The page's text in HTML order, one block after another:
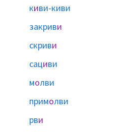
киви-киви
закриви
скриви
сациви
молви
примолви
рви